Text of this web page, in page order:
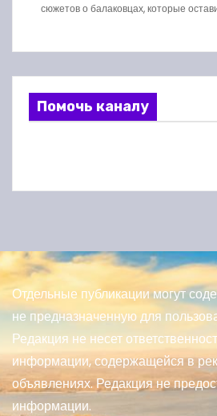
сюжетов о балаковцах, которые
Помочь каналу
Отдельные публикации могут
не предназначенную для
Редакция не несет
информации, содержащейся в
объявлениях. Редакция не
информации.